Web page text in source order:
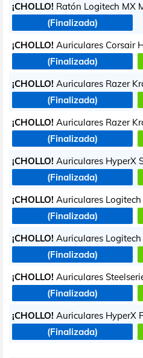
¡CHOLLO! Ratón Logitech MX
(Finalizada)
¡CHOLLO! Auriculares Corsair
(Finalizada)
¡CHOLLO! Auriculares Razer
(Finalizada)
¡CHOLLO! Auriculares Razer
(Finalizada)
¡CHOLLO! Auriculares HyperX
(Finalizada)
¡CHOLLO! Auriculares Logitech
(Finalizada)
¡CHOLLO! Auriculares
(Finalizada)
¡CHOLLO! Auriculares
(Finalizada)
¡CHOLLO! Auriculares HyperX
(Finalizada)